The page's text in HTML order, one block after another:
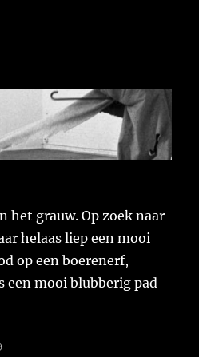
het grauw. Op zoek naar
helaas liep een mooi
op een boerenerf,
een mooi blubberig pad